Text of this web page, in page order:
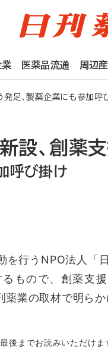
業 医薬品流通 周辺
足、製薬企業にも参加呼
設、創薬
呼び掛け
行うNPO法人「
もので、創薬支
薬業の取材で明ら
後までお読みいただけま